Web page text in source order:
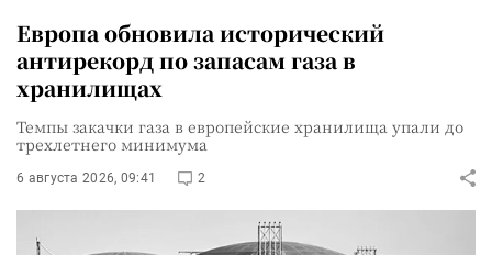
Европа обновила исторический
антирекорд по запасам газа в
хранилищах
Темпы закачки газа в европейские хранилища упали до
трехлетнего минимума
6 августа 2026, 09:41 2